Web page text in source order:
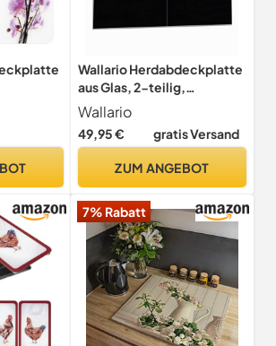
alle
Wallario Herdabdeckplatte
aus Glas, 2-teilig,
80x52cm, für Ceran- und
Induktionsherde, Schwarz
Wallario
49,95 € gratis Versand
ZUM ANGEBOT
7% Rabatt